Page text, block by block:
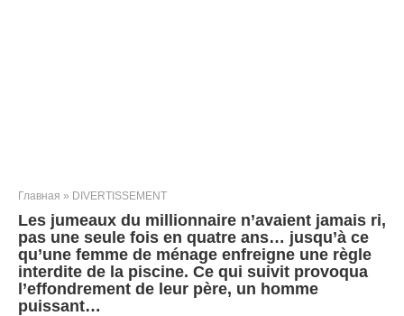
Главная » DIVERTISSEMENT
Les jumeaux du millionnaire n’avaient jamais ri,
pas une seule fois en quatre ans… jusqu’à ce
qu’une femme de ménage enfreigne une règle
interdite de la piscine. Ce qui suivit provoqua
l’effondrement de leur père, un homme
puissant…